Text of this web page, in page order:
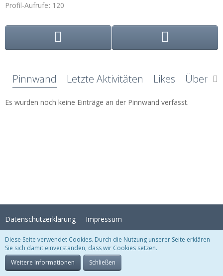
Profil-Aufrufe 120
Pinnwand Letzte Aktivitäten Likes Über
Es wurden noch keine Einträge an der Pinnwand verfasst.
Datenschutzerklärung Impressum
Stil:Crystal Temptation , erstellt vonKittMedia
Community-Software:
Diese Seite verwendet Cookies. Durch die Nutzung unserer Seite erklären
Sie sich damit einverstanden, dass wir Cookies setzen.
Weitere Informationen
Schließen